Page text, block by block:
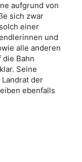
aufgrund von
sich zwar
einer
und
alle anderen
die Bahn
Seine
der
ebenfalls